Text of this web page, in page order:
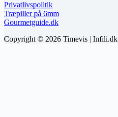
Privatlivspolitik
Træpiller på 6mm
Gourmetguide.dk
Copyright © 2026 Timevis | Infili.dk